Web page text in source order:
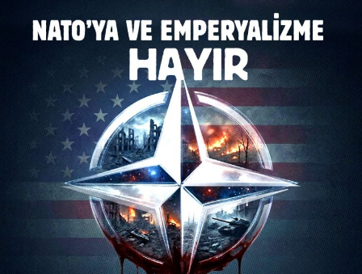
‘Vicdan Çağrısı’ Neyi Savunuyordu?
“Zulme Karşı Müslümanların Ortak Vicdanıyız” şiarıyla
yola çıkan platform, NATO’yu bir güvenlik kalkanı
olarak değil; küresel kapitalist sistemin ve ABD
hegemonyasının “kanlı bir askerî aygıtı” olarak
nitelendiriyordu. Kampanya bildirisinde öne çıkan
başlıklar şunlardı:
Gazze Vurgusu:Bildiride, NATO’nun Gazze’deki
işgal ve yıkımın en büyük suç ortağı olduğu ifade
edilmiş, İsrail’in cesaretini bu emperyalist zırhtan
aldığı savunulmuştu.